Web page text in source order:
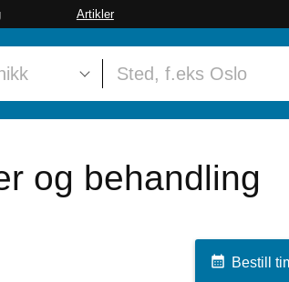
Artikler
og behandling
Bestill